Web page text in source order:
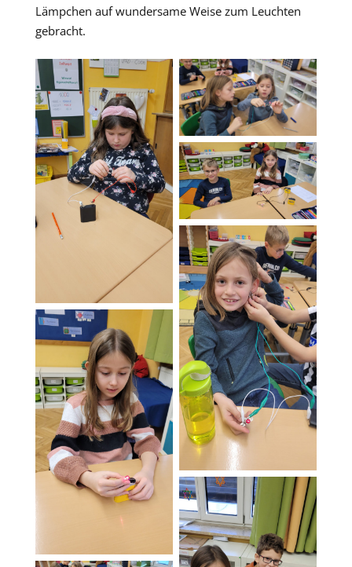
Lämpchen auf wundersame Weise zum Leuchten
gebracht.